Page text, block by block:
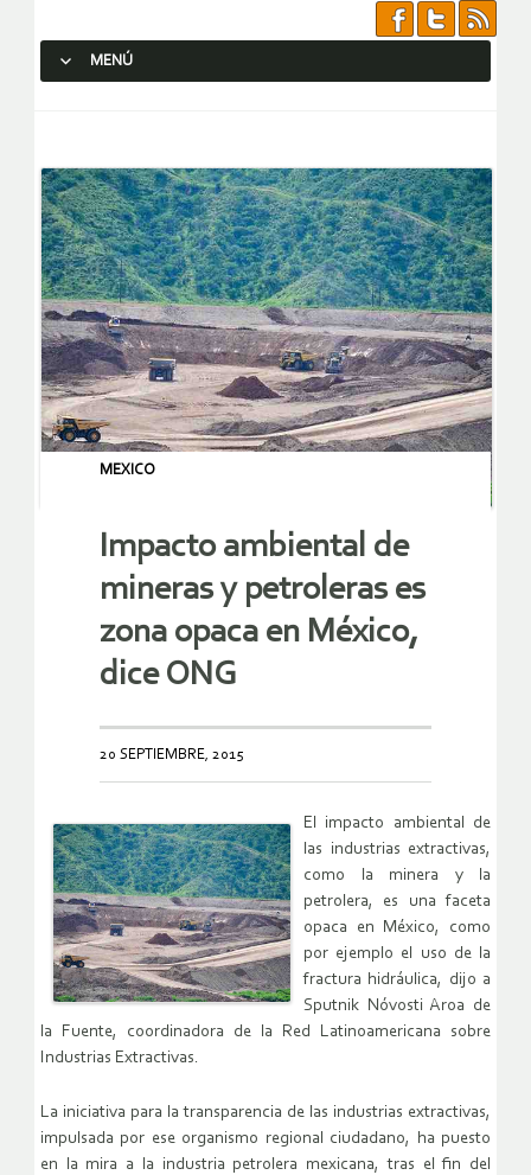
MENÚ
MEXICO
Impacto ambiental de
mineras y petroleras es
zona opaca en México,
dice ONG
20 SEPTIEMBRE, 2015
El impacto ambiental de
las industrias extractivas,
como la minera y la
petrolera, es una faceta
opaca en México, como
por ejemplo el uso de la
fractura hidráulica, dijo a
Sputnik Nóvosti Aroa de
la Fuente, coordinadora de la Red Latinoamericana sobre
Industrias Extractivas.
La iniciativa para la transparencia de las industrias extractivas,
impulsada por ese organismo regional ciudadano, ha puesto
en la mira a la industria petrolera mexicana, tras el fin del